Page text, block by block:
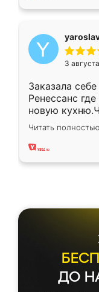
3
Заказала
Ренессанс
новую
вполне
два года,
Читать полностью
ДО